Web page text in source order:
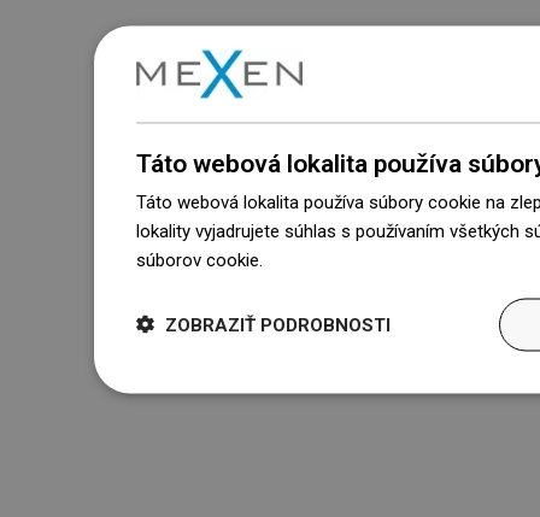
Táto webová lokalita používa
Táto webová lokalita používa súbory cookie na
lokality vyjadrujete súhlas s používaním všetkých
súborov cookie.
ZOBRAZIŤ PODROBNOSTI